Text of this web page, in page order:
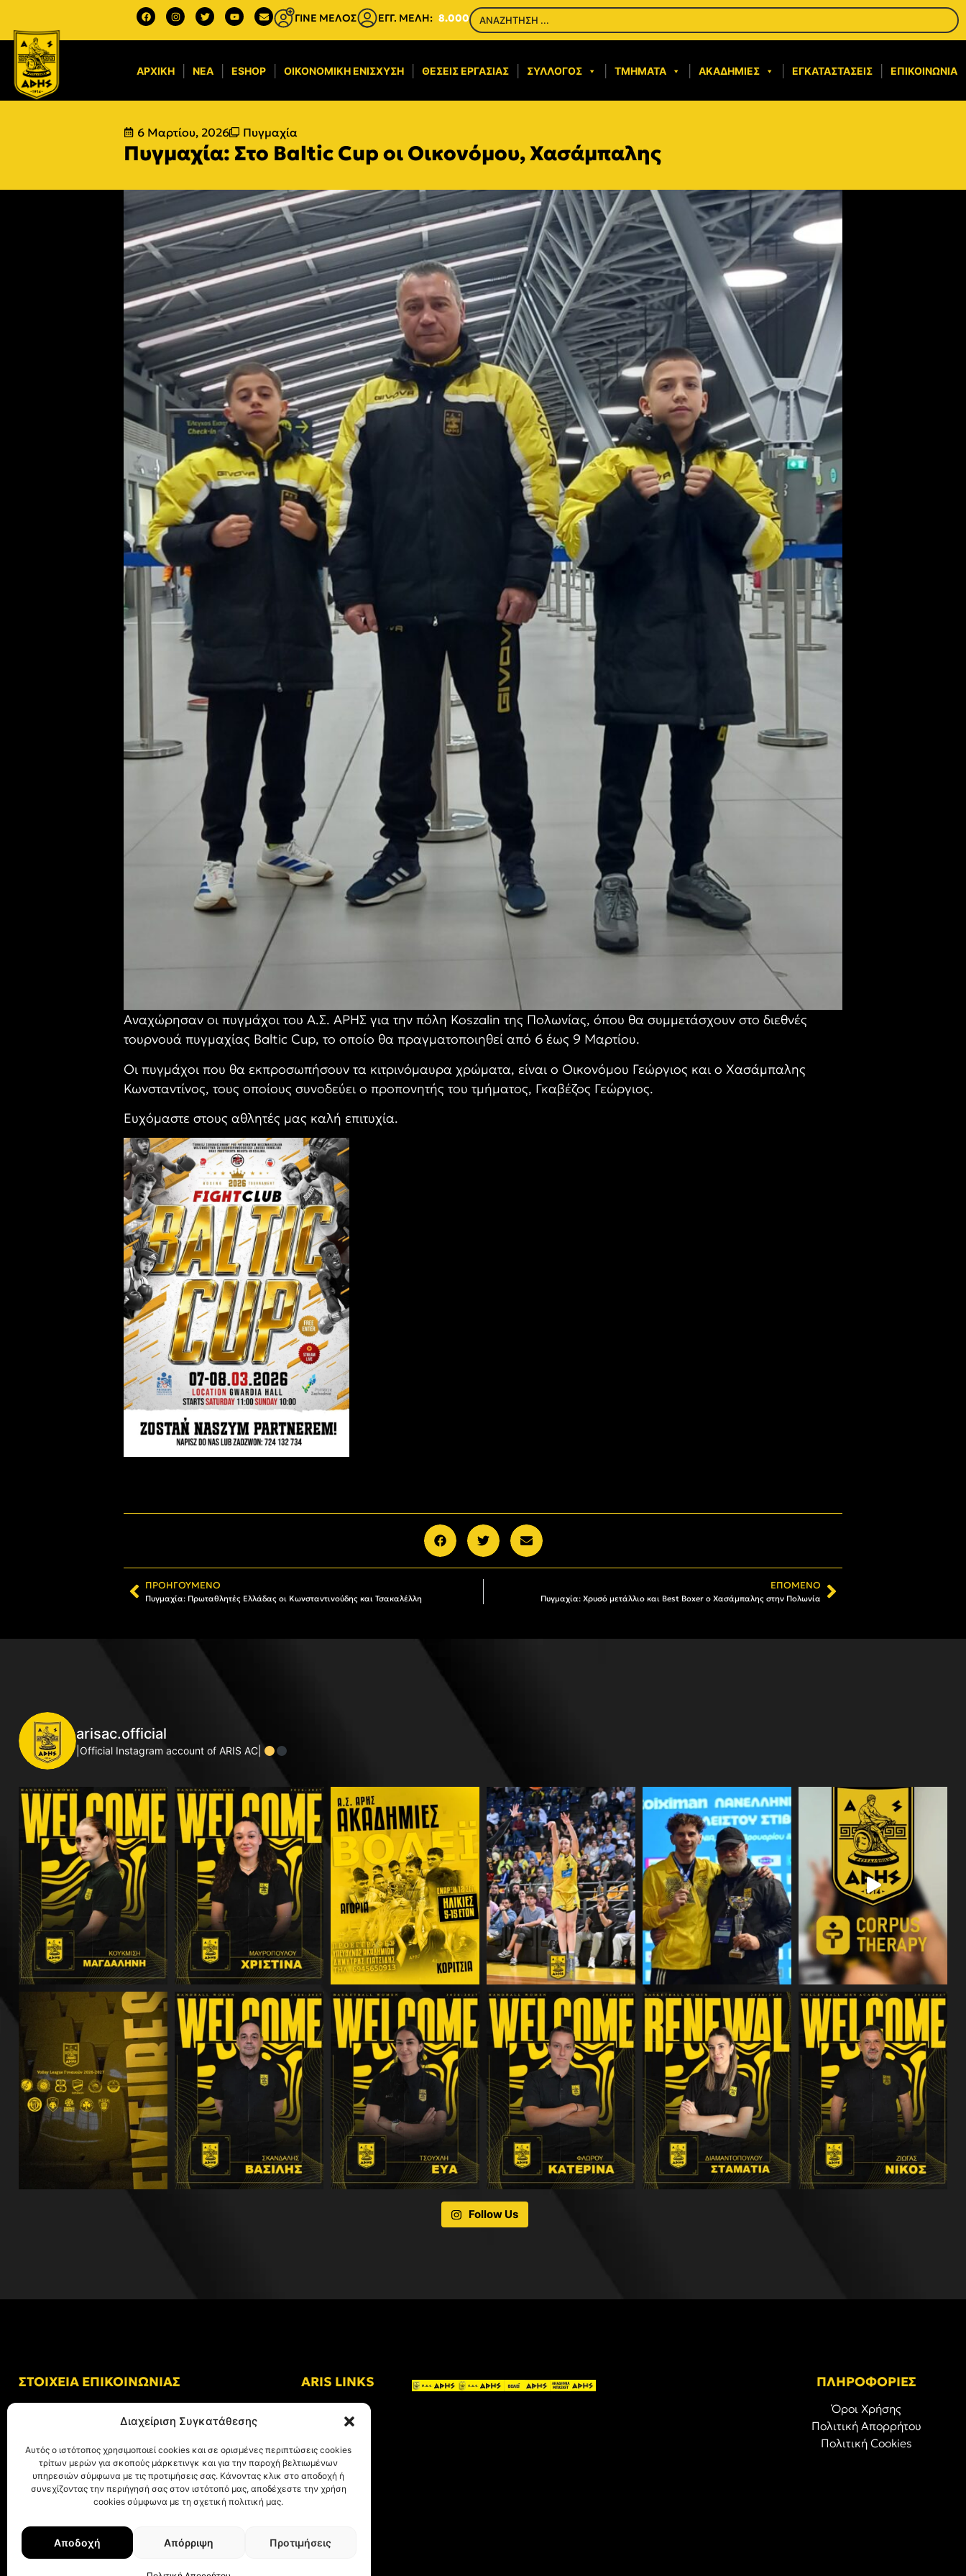
Διαχείριση Συγκατάθεσης
Αυτός ο ιστότοπος χρησιμοποιεί cookies και σε ορισμένες περιπτώσεις cookies
τρίτων μερών για σκοπούς μάρκετινγκ και για την παροχή βελτιωμένων
υπηρεσιών σύμφωνα με τις προτιμήσεις σας. Κάνοντας κλικ στο αποδοχή ή
συνεχίζοντας την περιήγησή σας στον ιστότοπό μας, αποδέχεστε την χρήση
cookies σύμφωνα με τη σχετική πολιτική μας.
Αποδοχή Απόρριψη Προτιμήσεις
ΓΙΝΕ ΜΕΛΟΣ ΕΓΓ. ΜΕΛΗ: 8.000
ΑΡΧΙΚΉ ΝΈΑ ESHOP ΟΙΚΟΝΟΜΙΚΉ ΕΝΊΣΧΥΣΗ​ ΘΈΣΕΙΣ ΕΡΓΑΣΊΑΣ ΣΎΛΛΟΓΟΣ ΤΜΉΜΑΤΑ ΑΚΑΔΗΜΊΕΣ ΕΓΚΑΤΑΣΤΆΣΕΙΣ ΕΠΙΚΟΙΝΩΝΊΑ
6 Μαρτίου, 2026 Πυγμαχία
Πυγμαχία: Στο Baltic Cup οι Οικονόμου, Χασάμπαλης
Αναχώρησαν οι πυγμάχοι του Α.Σ. ΑΡΗΣ για την πόλη Koszalin της Πολωνίας, όπου θα συμμετάσχουν στο διεθνές
τουρνουά πυγμαχίας Baltic Cup, το οποίο θα πραγματοποιηθεί από 6 έως 9 Μαρτίου.
Οι πυγμάχοι που θα εκπροσωπήσουν τα κιτρινόμαυρα χρώματα, είναι ο Οικονόμου Γεώργιος και ο Χασάμπαλης
Κωνσταντίνος, τους οποίους συνοδεύει ο προπονητής του τμήματος, Γκαβέζος Γεώργιος.
Ευχόμαστε στους αθλητές μας καλή επιτυχία.
ΠΡΟΗΓΟΎΜΕΝΟ
Πυγμαχία: Πρωταθλητές Ελλάδας οι Κωνσταντινούδης και Τσακαλέλλη
ΕΠΌΜΕΝΟ
Πυγμαχία: Χρυσό μετάλλιο και Best Boxer ο Χασάμπαλης στην Πολωνία
arisac.official
|Official Instagram account of ARIS AC|
Follow Us
ΣΤΟΙΧΕΙΑ ΕΠΙΚΟΙΝΩΝΙΑΣ
Αλκμήνης 69, Χαριλάου
Τ.Κ. 54249 Θεσσαλονίκη
Tηλ. Επικοινωνίας:+30 (2310) 305 402
E-mail:
info@aris.gr
ARIS LINKS ΠΛΗΡΟΦΟΡΙΕΣ
Όροι Χρήσης
Πολιτική Απορρήτου
Πολιτική Cookies
© ΑΡΗΣ Α.Σ. All rights reserved.